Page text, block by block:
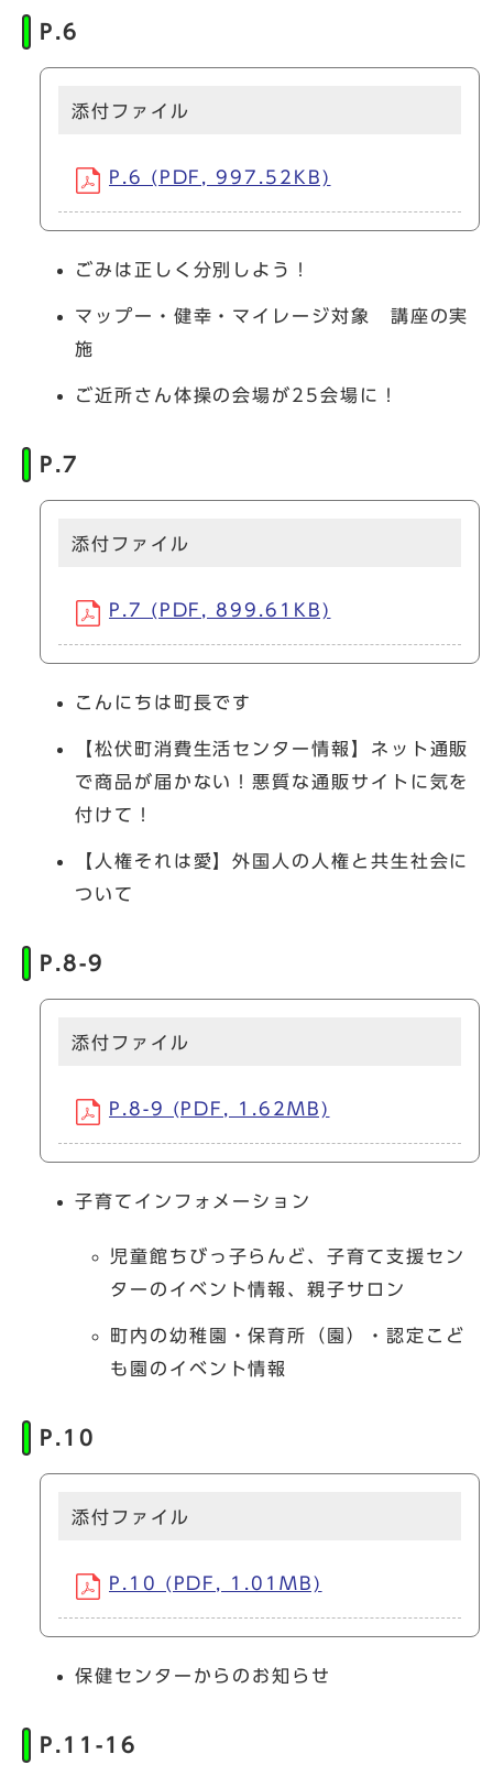
P.6
添付ファイル
P.6 (PDF, 997.52KB)
ごみは正しく分別しよう！
マップー・健幸・マイレージ対象 講座の実
施
ご近所さん体操の会場が25会場に！
P.7
添付ファイル
P.7 (PDF, 899.61KB)
こんにちは町長です
【松伏町消費生活センター情報】ネット通販
で商品が届かない！悪質な通販サイトに気を
付けて！
【人権それは愛】外国人の人権と共生社会に
ついて
P.8-9
添付ファイル
P.8-9 (PDF, 1.62MB)
子育てインフォメーション
児童館ちびっ子らんど、子育て支援セン
ターのイベント情報、親子サロン
町内の幼稚園・保育所（園）・認定こど
も園のイベント情報
P.10
添付ファイル
P.10 (PDF, 1.01MB)
保健センターからのお知らせ
P.11-16